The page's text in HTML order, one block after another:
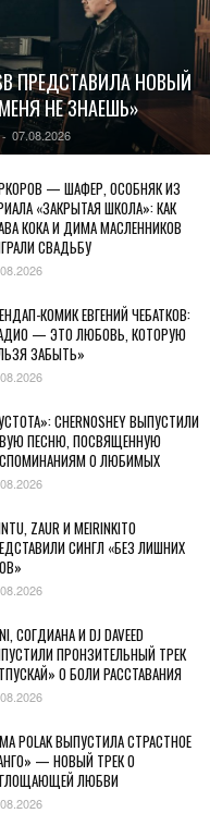
ПРЕДСТАВИЛА НОВЫЙ
НЕ ЗНАЕШЬ»
- 07.08.2026
— ШАФЕР, ОСОБНЯК ИЗ
«ЗАКРЫТАЯ ШКОЛА»: КАК
КОКА И ДИМА МАСЛЕННИКОВ
СВАДЬБУ
КОМИК ЕВГЕНИЙ ЧЕБАТКОВ:
— ЭТО ЛЮБОВЬ, КОТОРУЮ
ЗАБЫТЬ»
CHERNOSHEY ВЫПУСТИЛИ
ПЕСНЮ, ПОСВЯЩЕННУЮ
О ЛЮБИМЫХ
ZAUR И MEIRINKITO
СИНГЛ «БЕЗ ЛИШНИХ
СОГДИАНА И DJ DAVEED
ПРОНЗИТЕЛЬНЫЙ ТРЕК
О БОЛИ РАССТАВАНИЯ
POLAK ВЫПУСТИЛА СТРАСТНОЕ
— НОВЫЙ ТРЕК О
ЛЮБВИ